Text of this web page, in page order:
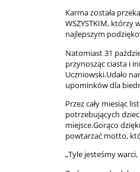
Karma została
WSZYSTKIM, którzy
najlepszym
Natomiast 31
przynosząc ciasta i
Uczniowski.Udało
upominków dla
Przez cały miesiąc
potrzebujących
miejsce.Gorąco
powtarzać motto,
„Tyle jesteśmy